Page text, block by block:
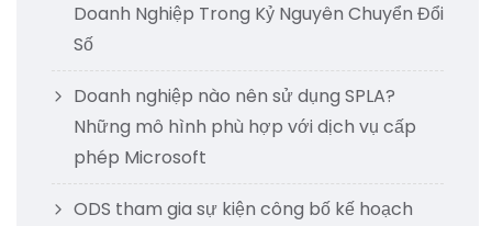
Doanh Nghiệp Trong Kỷ Nguyên Chuyển Đổi
Số
Doanh nghiệp nào nên sử dụng SPLA?
Những mô hình phù hợp với dịch vụ cấp
phép Microsoft
ODS tham gia sự kiện công bố kế hoạch